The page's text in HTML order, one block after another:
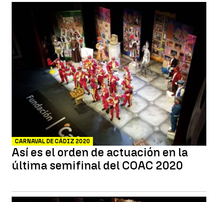
CARNAVAL DE CÁDIZ 2020
Así es el orden de actuación en la
última semifinal del COAC 2020